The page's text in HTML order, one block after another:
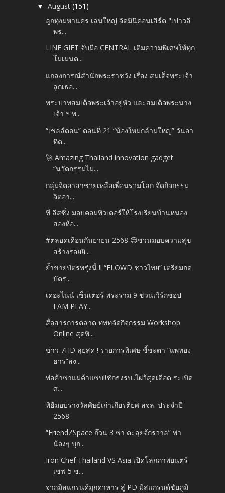
▼August(151)
ลูกทุ่งมหานคร เล่นใหญ่ จัดมินิคอนเสิร์ต "เปาวลี
พร...
LINE GIFT จับมือ CENTRAL เติมความพิเศษให้ทุก
โมเมนต...
แถลงการณ์สำนักพระราชวัง เรื่อง สมเด็จพระเจ้า
ลูกเธอ...
พระบาทสมเด็จพระเจ้าอยู่หัว และสมเด็จพระนาง
เจ้า ฯ พ...
“เชลล์ดอน” ตอนที่ 21 “น้องใหม่กล้ามใหญ่” วันอา
ทิต...
🚀 Amazing Thailand innovation gadget
“นวัตกรรมไม...
กลุ่มจิตอาสาช่วยเหลือเพื่อนร่วมโลก จัดกิจกรรม
จิตอา...
ที ลีสซิ่ง มอบคอมพิวเตอร์ให้โรงเรียนบ้านหนอง
สองห้อ...
#ตลอดเดือนกันยายน 2568 😊ชวนมอบความสุข
สร้างรอยยิ...
ย้ำขายบัตรพรุ่งนี้ !! “FLOWD ชาวไทย” เตรียมกด
บัตร...
เดอะไนน์ เซ็นเตอร์ พระราม 9 ชวนเวิร์กชอป
FAM PLAY...
สื่อสารการตลาด ทททจัดกิจกรรม Workshop
Online สุดพิ...
ข่าว 7HD ลุยสด ! รายการพิเศษ ชี้ชะตา “แพทอง
ธาร”ส่ง...
พ่อค้าซ่าแม่ค้าแซ่บ!!ชักธงรบ..ไฝว้สุดเดือด ระเบิด
ศ...
พิธีมอบรางวัลศิษย์เก่าเกียรติยศ สจล. ประจำปี
2568
“FriendZSpace ก๊วน 3 ซ่า ตะลุยจักรวาล” พา
น้องๆ บุก...
Iron Chef Thailand VS Asia เปิดโลกภาพยนตร์
เชฟ 5 ช...
จากมิสแกรนด์มุกดาหาร สู่ PD มิสแกรนด์ชัยภูมิ